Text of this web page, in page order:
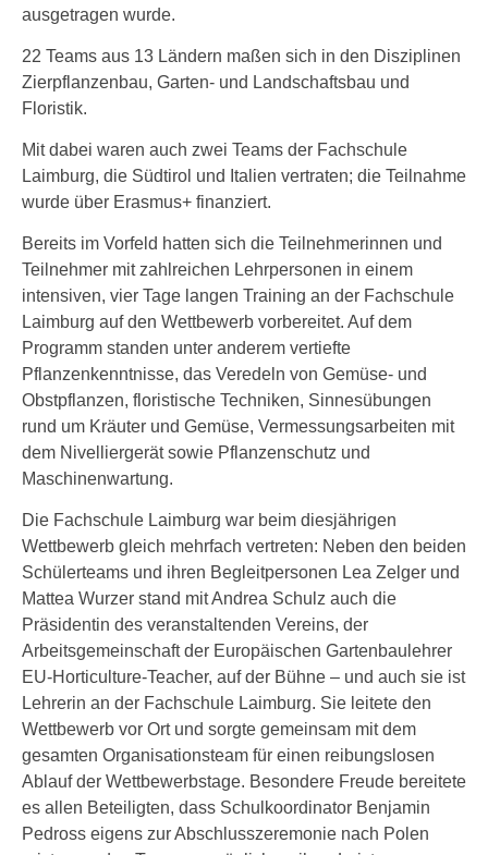
ausgetragen wurde.
22 Teams aus 13 Ländern maßen sich in den Disziplinen
Zierpflanzenbau, Garten- und Landschaftsbau und
Floristik.
Mit dabei waren auch zwei Teams der Fachschule
Laimburg, die Südtirol und Italien vertraten; die Teilnahme
wurde über Erasmus+ finanziert.
Bereits im Vorfeld hatten sich die Teilnehmerinnen und
Teilnehmer mit zahlreichen Lehrpersonen in einem
intensiven, vier Tage langen Training an der Fachschule
Laimburg auf den Wettbewerb vorbereitet. Auf dem
Programm standen unter anderem vertiefte
Pflanzenkenntnisse, das Veredeln von Gemüse- und
Obstpflanzen, floristische Techniken, Sinnesübungen
rund um Kräuter und Gemüse, Vermessungsarbeiten mit
dem Nivelliergerät sowie Pflanzenschutz und
Maschinenwartung.
Die Fachschule Laimburg war beim diesjährigen
Wettbewerb gleich mehrfach vertreten: Neben den beiden
Schülerteams und ihren Begleitpersonen Lea Zelger und
Mattea Wurzer stand mit Andrea Schulz auch die
Präsidentin des veranstaltenden Vereins, der
Arbeitsgemeinschaft der Europäischen Gartenbaulehrer
EU-Horticulture-Teacher, auf der Bühne – und auch sie ist
Lehrerin an der Fachschule Laimburg. Sie leitete den
Wettbewerb vor Ort und sorgte gemeinsam mit dem
gesamten Organisationsteam für einen reibungslosen
Ablauf der Wettbewerbstage. Besondere Freude bereitete
es allen Beteiligten, dass Schulkoordinator Benjamin
Pedross eigens zur Abschlusszeremonie nach Polen